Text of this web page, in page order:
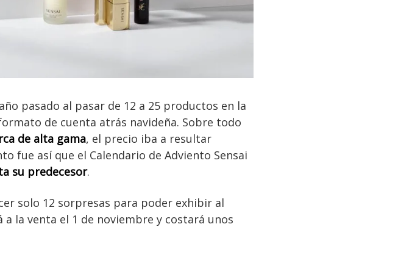
pasado al pasar de 12 a 25 productos en la
de cuenta atrás navideña. Sobre todo
de alta gama, el precio iba a resultar
fue así que el Calendario de Adviento Sensai
su predecesor.
solo 12 sorpresas para poder exhibir al
la venta el 1 de noviembre y costará unos